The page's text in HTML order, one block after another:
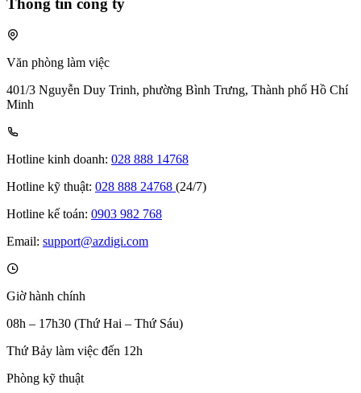
Thông tin công ty
Văn phòng làm việc
401/3 Nguyễn Duy Trinh, phường Bình Trưng, Thành phố Hồ Chí
Minh
Hotline kinh doanh: 028 888 14768
Hotline kỹ thuật: 028 888 24768 (24/7)
Hotline kế toán: 0903 982 768
Email: support@azdigi.com
Giờ hành chính
08h – 17h30 (Thứ Hai – Thứ Sáu)
Thứ Bảy làm việc đến 12h
Phòng kỹ thuật